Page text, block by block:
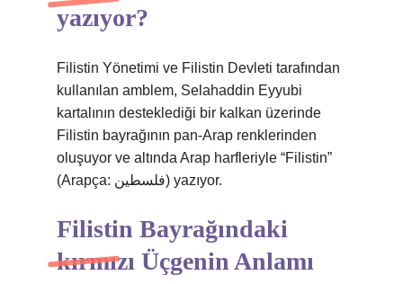
yazıyor?
Filistin Yönetimi ve Filistin Devleti tarafından
kullanılan amblem, Selahaddin Eyyubi
kartalının desteklediği bir kalkan üzerinde
Filistin bayrağının pan-Arap renklerinden
oluşuyor ve altında Arap harfleriyle “Filistin”
(Arapça: فلسطين) yazıyor.
Filistin Bayrağındaki
kırmızı Üçgenin Anlamı